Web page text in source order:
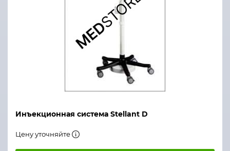
Инъекционная система Stellant D
Цену уточняйте